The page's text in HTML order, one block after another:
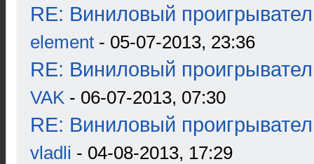
RE: Виниловый
element - 05-07-2013, 23:36
RE: Виниловый
VAK - 06-07-2013, 07:30
RE: Виниловый
vladli - 04-08-2013, 17:29